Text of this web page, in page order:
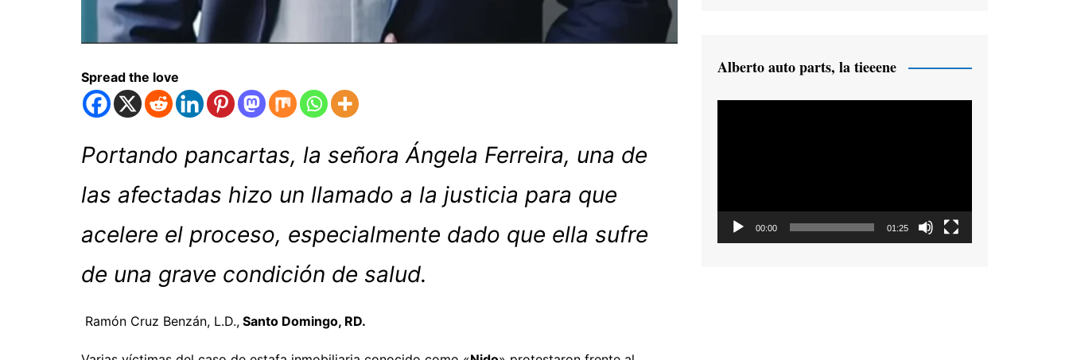
Spread the love
Portando pancartas, la señora Ángela Ferreira, una de
las afectadas hizo un llamado a la justicia para que
acelere el proceso, especialmente dado que ella sufre
de una grave condición de salud.
Ramón Cruz Benzán, L.D., Santo Domingo, RD.
Alberto auto parts, la tieeene
00:00 01:25